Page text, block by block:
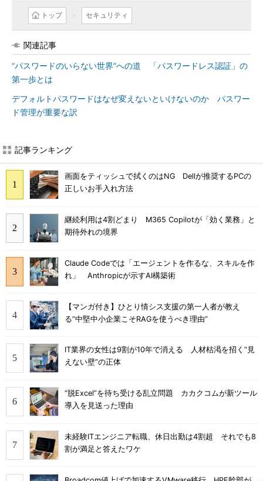
トップ セキュリティ
関連記事
“パスワードのいらない世界”への道 「パスワードレス認証」の
第一歩とは
デフォルトパスワードはなぜ変えないといけないのか パスワー
ド管理が重要な訳
記事ランキング
画面をティッシュで拭くのはNG Dellが推奨するPCの
正しいお手入れ方法
継続利用は4割どまり M365 Copilotが「効く業務」と
期待外れの境界
Claude Codeでは「エージェントを作るな、スキルを作
れ」 Anthropicが示すAI構築術
【マンガ付き】ひとり情シス支援の第一人者が教え
る”中堅中小企業こそRAGを使うべき理由”
IT業界の女性は9割が10年で消える 人材枯渇を招く“見
えない壁”の正体
“脱Excel”を待ち受ける乱立問題 カカクコムが新ツール
導入を見送った理由
未経験ITエンジニア転職、休日出勤は4割超 それでも8
割が満足と答えたワケ